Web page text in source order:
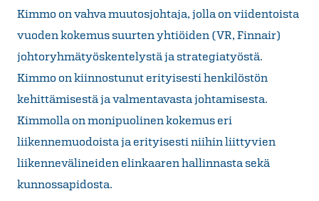
Kimmo on vahva muutosjohtaja, jolla on viidentoista
vuoden kokemus suurten yhtiöiden (VR, Finnair)
johtoryhmätyöskentelystä ja strategiatyöstä.
Kimmo on kiinnostunut erityisesti henkilöstön
kehittämisestä ja valmentavasta johtamisesta.
Kimmolla on monipuolinen kokemus eri
liikennemuodoista ja erityisesti niihin liittyvien
liikennevälineiden elinkaaren hallinnasta sekä
kunnossapidosta.